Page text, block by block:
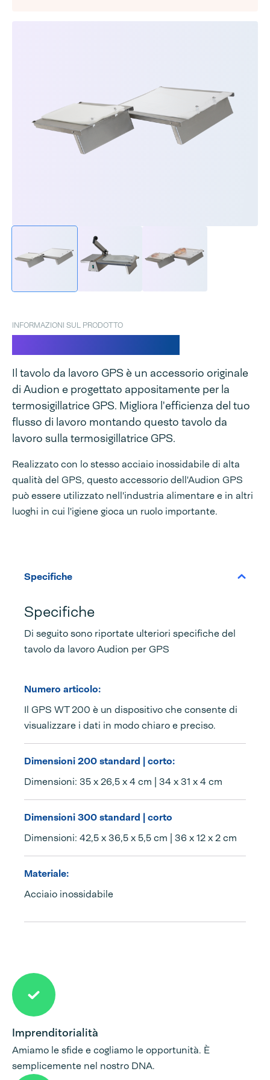
INFORMAZIONI SUL PRODOTTO
Il tavolo da lavoro GPS è un accessorio originale
di Audion e progettato appositamente per la
termosigillatrice GPS. Migliora l'efficienza del tuo
flusso di lavoro montando questo tavolo da
lavoro sulla termosigillatrice GPS.
Realizzato con lo stesso acciaio inossidabile di alta
qualità del GPS, questo accessorio dell'Audion GPS
può essere utilizzato nell'industria alimentare e in altri
luoghi in cui l'igiene gioca un ruolo importante.
Specifiche
Specifiche
Di seguito sono riportate ulteriori specifiche del
tavolo da lavoro Audion per GPS
Numero articolo:
Il GPS WT 200 è un dispositivo che consente di
visualizzare i dati in modo chiaro e preciso.
Dimensioni 200 standard | corto:
Dimensioni: 35 x 26,5 x 4 cm | 34 x 31 x 4 cm
Dimensioni 300 standard | corto
Dimensioni: 42,5 x 36,5 x 5,5 cm | 36 x 12 x 2 cm
Materiale:
Acciaio inossidabile
Imprenditorialità
Amiamo le sfide e cogliamo le opportunità. È
semplicemente nel nostro DNA.